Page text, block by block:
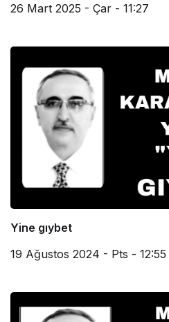
26 Mart 2025 - Çar - 11:27
Yine gıybet
19 Ağustos 2024 - Pts - 12:55